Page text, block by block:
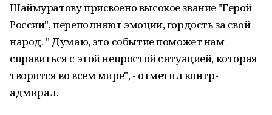
Шаймуратову присвоено высокое звание "Герой
России", переполняют эмоции, гордость за свой
народ. " Думаю, это событие поможет нам
справиться с этой непростой ситуацией, которая
творится во всем мире", - отметил контр-
адмирал.